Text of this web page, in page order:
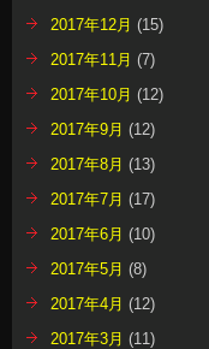
2017年12月 (15)
2017年11月 (7)
2017年10月 (12)
2017年9月 (12)
2017年8月 (13)
2017年7月 (17)
2017年6月 (10)
2017年5月 (8)
2017年4月 (12)
2017年3月 (11)